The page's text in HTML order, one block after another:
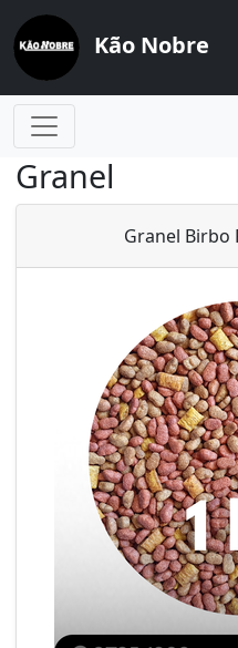
Kão Nobre
Granel
Granel Birbo